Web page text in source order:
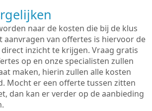
naar de kosten die bij de klus
aanvragen van offertes is hiervoor de
inzicht te krijgen. Vraag gratis
op en onze specialisten zullen
maken, hierin zullen alle kosten
Mocht er een offerte tussen zitten
dan kan er verder op de aanbieding